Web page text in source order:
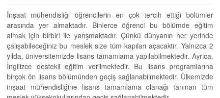
İnşaat mühendisliği öğrencilerin en çok tercih ettiği bölümler
arasında yer almaktadır. Binlerce öğrenci bu bölümde eğitim
almak için birbiri ile yarışmaktadır. Çünkü dünyanın her yerinde
çalışabileceğiniz bu meslek size tüm kapıları açacaktır. Yalnızca 2
yılda, üniversitemizde lisans tamamlama yapılabilmektedir. Ayrıca,
İngilizce destekli eğitim verilmektedir. Bu lisans programlarına
birçok ön lisans bölümünden geçiş sağlanabilmektedir. Ülkemizde
inşaat mühendisliğine lisans tamamlama olanağı tanınan tüm